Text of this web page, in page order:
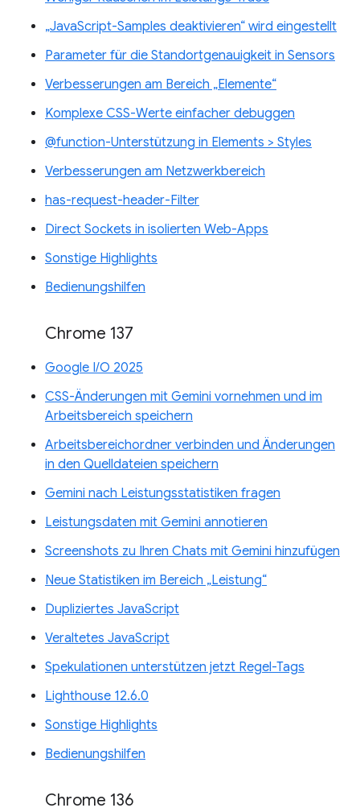
„JavaScript-Samples deaktivieren“ wird eingestellt
Parameter für die Standortgenauigkeit in Sensors
Verbesserungen am Bereich „Elemente“
Komplexe CSS-Werte einfacher debuggen
@function-Unterstützung in Elements > Styles
Verbesserungen am Netzwerkbereich
has-request-header-Filter
Direct Sockets in isolierten Web-Apps
Sonstige Highlights
Bedienungshilfen
Chrome 137
Google I/O 2025
CSS-Änderungen mit Gemini vornehmen und im
Arbeitsbereich speichern
Arbeitsbereichordner verbinden und Änderungen
in den Quelldateien speichern
Gemini nach Leistungsstatistiken fragen
Leistungsdaten mit Gemini annotieren
Screenshots zu Ihren Chats mit Gemini hinzufügen
Neue Statistiken im Bereich „Leistung“
Dupliziertes JavaScript
Veraltetes JavaScript
Spekulationen unterstützen jetzt Regel-Tags
Lighthouse 12.6.0
Sonstige Highlights
Bedienungshilfen
Chrome 136